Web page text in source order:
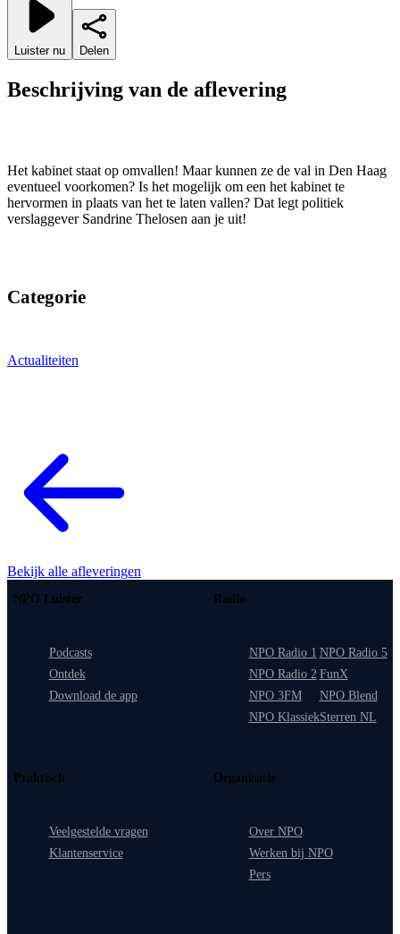
Luister nu Delen
Beschrijving van de aflevering
Het kabinet staat op omvallen! Maar kunnen ze de val in Den Haag
eventueel voorkomen? Is het mogelijk om een het kabinet te
hervormen in plaats van het te laten vallen? Dat legt politiek
verslaggever Sandrine Thelosen aan je uit!
Categorie
Actualiteiten
Bekijk alle afleveringen
NPO Luister
Podcasts
Ontdek
Download de app
Radio
NPO Radio 1
NPO Radio 2
NPO 3FM
NPO Klassiek
NPO Radio 5
FunX
NPO Blend
Sterren NL
Praktisch
Veelgestelde vragen
Klantenservice
Organisatie
Over NPO
Werken bij NPO
Pers